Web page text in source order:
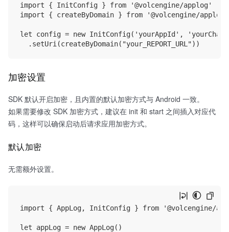
import { InitConfig } from '@volcengine/applog'
import { createByDomain } from '@volcengine/
let config = new InitConfig('yourAppId',
加密设置
SDK 默认开启加密，且内置的默认加密方式与 Android 一致。
如果需要修改 SDK 加密方式，建议在 init 和 start 之间插入对应代
码，这样可以确保启动后请求应用加密方式。
默认加密
无需额外设置。
import { AppLog, InitConfig } from '@volcengine/
let appLog = new AppLog()